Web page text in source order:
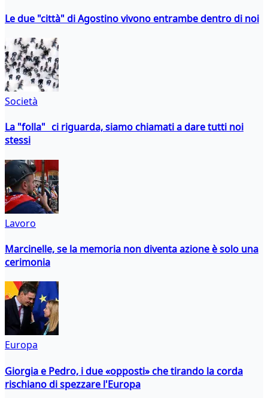
Le due "città" di Agostino vivono entrambe dentro di noi
Società
La "folla" ci riguarda, siamo chiamati a dare tutti noi
stessi
Lavoro
Marcinelle, se la memoria non diventa azione è solo una
cerimonia
Europa
Giorgia e Pedro, i due «opposti» che tirando la corda
rischiano di spezzare l'Europa